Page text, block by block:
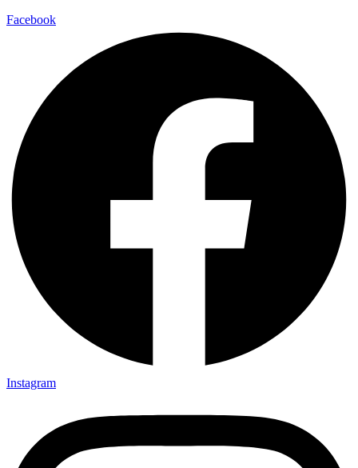
Facebook
Instagram